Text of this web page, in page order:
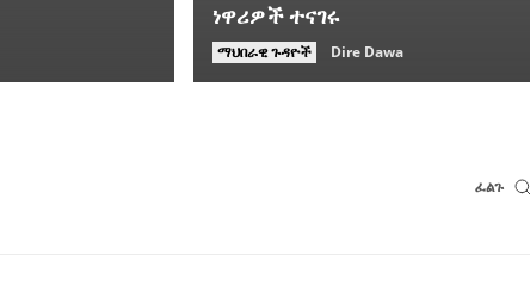
ነዋሪዎች ተናገሩ
ማህበራዊ ጉዳዮች Dire Dawa
ፈልጉ